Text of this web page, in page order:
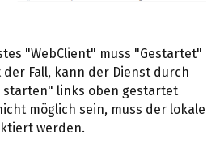
"WebClient" muss "Gestartet"
Fall, kann der Dienst durch
starten" links oben gestartet
möglich sein, muss der lokale
werden.